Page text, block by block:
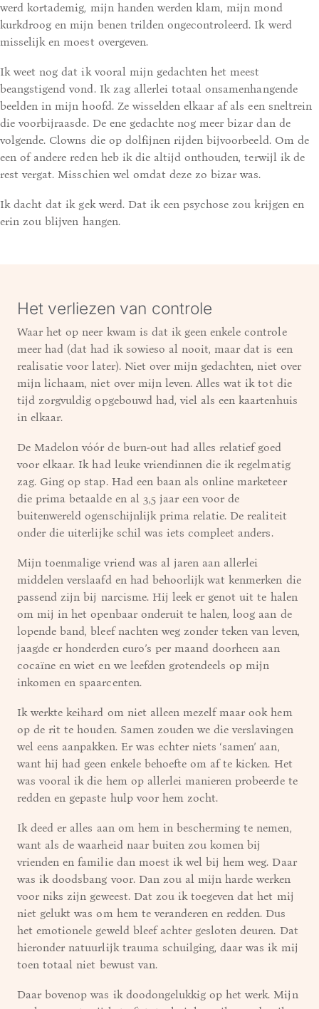
werd kortademig, mijn handen werden klam, mijn mond
kurkdroog en mijn benen trilden ongecontroleerd. Ik werd
misselijk en moest overgeven.
Ik weet nog dat ik vooral mijn gedachten het meest
beangstigend vond. Ik zag allerlei totaal onsamenhangende
beelden in mijn hoofd. Ze wisselden elkaar af als een sneltrein
die voorbijraasde. De ene gedachte nog meer bizar dan de
volgende. Clowns die op dolfijnen rijden bijvoorbeeld. Om de
een of andere reden heb ik die altijd onthouden, terwijl ik de
rest vergat. Misschien wel omdat deze zo bizar was.
Ik dacht dat ik gek werd. Dat ik een psychose zou krijgen en
erin zou blijven hangen.
Het verliezen van controle
Waar het op neer kwam is dat ik geen enkele controle
meer had (dat had ik sowieso al nooit, maar dat is een
realisatie voor later). Niet over mijn gedachten, niet over
mijn lichaam, niet over mijn leven. Alles wat ik tot die
tijd zorgvuldig opgebouwd had, viel als een kaartenhuis
in elkaar.
De Madelon vóór de burn-out had alles relatief goed
voor elkaar. Ik had leuke vriendinnen die ik regelmatig
zag. Ging op stap. Had een baan als online marketeer
die prima betaalde en al 3,5 jaar een voor de
buitenwereld ogenschijnlijk prima relatie. De realiteit
onder die uiterlijke schil was iets compleet anders.
Mijn toenmalige vriend was al jaren aan allerlei
middelen verslaafd en had behoorlijk wat kenmerken die
passend zijn bij narcisme. Hij leek er genot uit te halen
om mij in het openbaar onderuit te halen, loog aan de
lopende band, bleef nachten weg zonder teken van leven,
jaagde er honderden euro’s per maand doorheen aan
cocaïne en wiet en we leefden grotendeels op mijn
inkomen en spaarcenten.
Ik werkte keihard om niet alleen mezelf maar ook hem
op de rit te houden. Samen zouden we die verslavingen
wel eens aanpakken. Er was echter niets ‘samen’ aan,
want hij had geen enkele behoefte om af te kicken. Het
was vooral ik die hem op allerlei manieren probeerde te
redden en gepaste hulp voor hem zocht.
Ik deed er alles aan om hem in bescherming te nemen,
want als de waarheid naar buiten zou komen bij
vrienden en familie dan moest ik wel bij hem weg. Daar
was ik doodsbang voor. Dan zou al mijn harde werken
voor niks zijn geweest. Dat zou ik toegeven dat het mij
niet gelukt was om hem te veranderen en redden. Dus
het emotionele geweld bleef achter gesloten deuren. Dat
hieronder natuurlijk trauma schuilging, daar was ik mij
toen totaal niet bewust van.
Daar bovenop was ik doodongelukkig op het werk. Mijn